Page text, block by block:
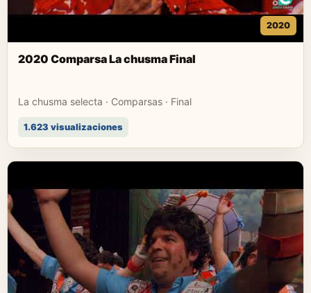
2020
2020 Comparsa La chusma Final
La chusma selecta · Comparsas · Final
1.623 visualizaciones